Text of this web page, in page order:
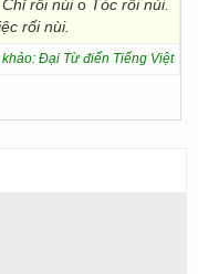
Chỉ rối nùio Tóc rối nùi.
rối nùi.
Đại Từ điển Tiếng Việt